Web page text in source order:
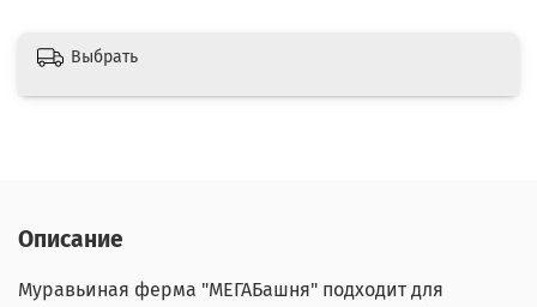
Выбрать
Описание
Муравьиная ферма "МЕГАБашня" подходит для